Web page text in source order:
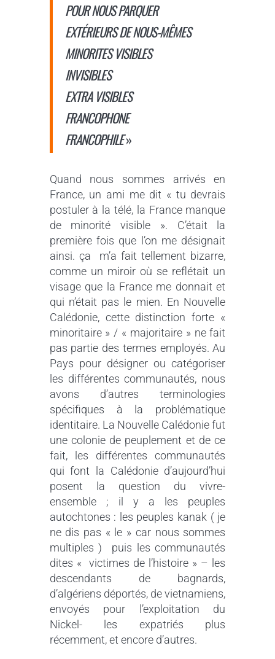
POUR NOUS PARQUER
EXTÉRIEURS DE NOUS-MÊMES
MINORITES VISIBLES
INVISIBLES
EXTRA VISIBLES
FRANCOPHONE
FRANCOPHILE»
Quand nous sommes arrivés en
France, un ami me dit « tu devrais
postuler à la télé, la France manque
de minorité visible ». C’était la
première fois que l’on me désignait
ainsi. ça m’a fait tellement bizarre,
comme un miroir où se reflétait un
visage que la France me donnait et
qui n’était pas le mien. En Nouvelle
Calédonie, cette distinction forte «
minoritaire » / « majoritaire » ne fait
pas partie des termes employés. Au
Pays pour désigner ou catégoriser
les différentes communautés, nous
avons d’autres terminologies
spécifiques à la problématique
identitaire. La Nouvelle Calédonie fut
une colonie de peuplement et de ce
fait, les différentes communautés
qui font la Calédonie d’aujourd’hui
posent la question du vivre-
ensemble ; il y a les peuples
autochtones : les peuples kanak ( je
ne dis pas « le » car nous sommes
multiples ) puis les communautés
dites « victimes de l’histoire » – les
descendants de bagnards,
d’algériens déportés, de vietnamiens,
envoyés pour l’exploitation du
Nickel- les expatriés plus
récemment, et encore d’autres.